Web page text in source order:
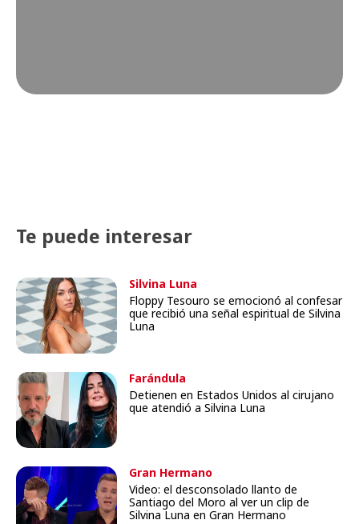
Te puede interesar
Silvina Luna
Floppy Tesouro se emocionó al confesar
que recibió una señal espiritual de Silvina
Luna
Farándula
Detienen en Estados Unidos al cirujano
que atendió a Silvina Luna
Gran Hermano
Video: el desconsolado llanto de
Santiago del Moro al ver un clip de
Silvina Luna en Gran Hermano